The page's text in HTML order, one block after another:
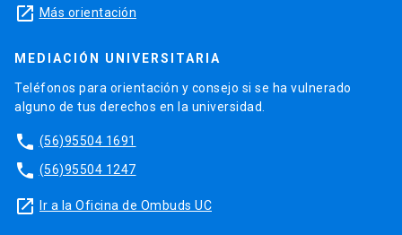
launch Más orientación
MEDIACIÓN UNIVERSITARIA
Teléfonos para orientación y consejo si se ha vulnerado
alguno de tus derechos en la universidad.
phone (56)95504 1691
phone (56)95504 1247
launch Ir a la Oficina de Ombuds UC